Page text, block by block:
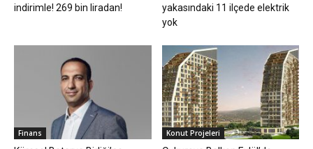
indirimle! 269 bin liradan!
yakasındaki 11 ilçede elektrik
yok
Finans Konut Projeleri